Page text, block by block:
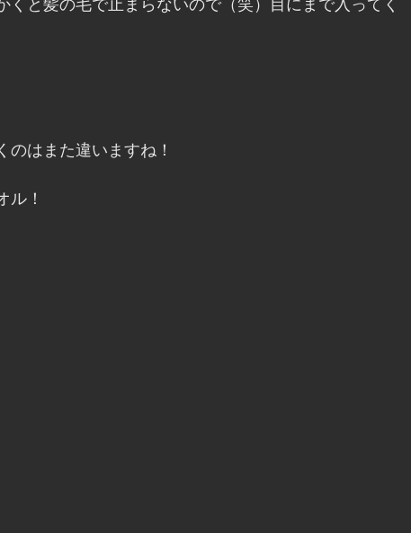
と髪の毛で止まらないので（笑）目にまで入ってく
はまた違いますね！
ル！